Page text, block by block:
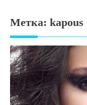
Дети
Свадьба
Дом
Жизнь
Метка: kapous